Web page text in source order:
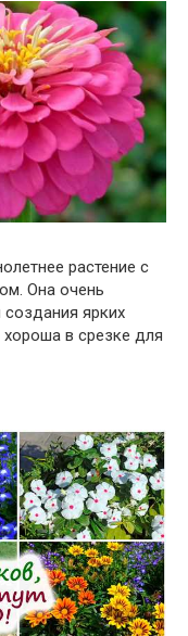
растение с
Она очень
создания ярких
в срезке для